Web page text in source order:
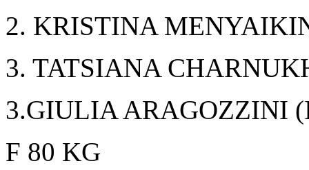
2. KRISTINA
3. TATSIANA
3.GIULIA ARAGOZZINI
F 80 KG